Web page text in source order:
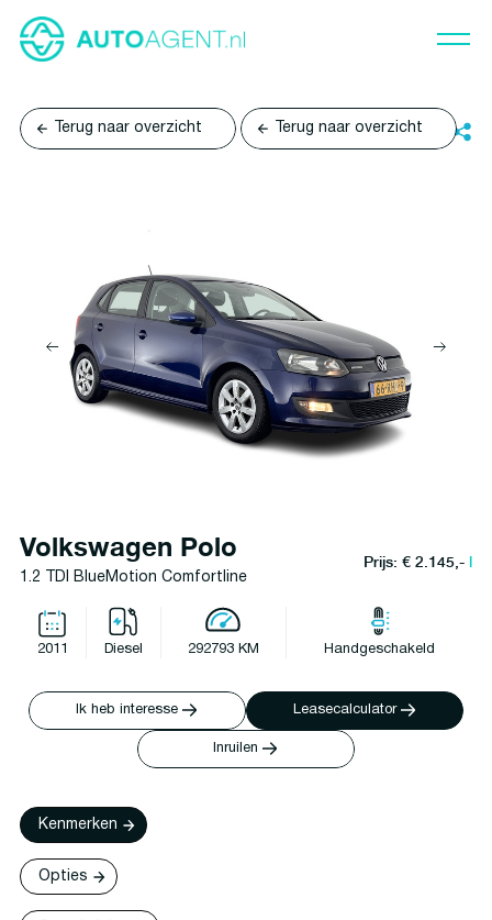
Terug naar overzicht Terug naar overzicht
Volkswagen Polo
1.2 TDI BlueMotion Comfortline
Prijs: € 2.145,-l
2011 Diesel 292793 KM Handgeschakeld
Ik heb interesse Leasecalculator
Inruilen
Kenmerken
Opties